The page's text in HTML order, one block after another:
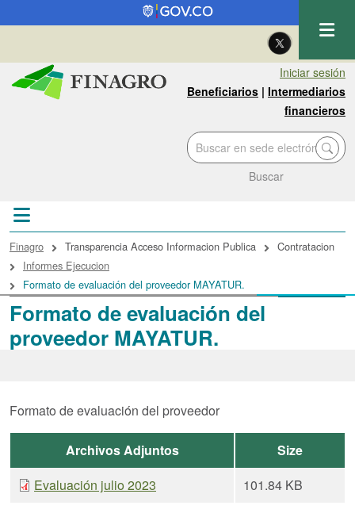
Pasar al contenido principal
| Eng
Iniciar sesión
Beneficiarios | Intermediarios
financieros
Buscar
Formato de evaluación del
proveedor MAYATUR.
enlaces de ayuda a la
Finagro Transparencia Acceso Informacion Publica
Contratacion
Informes Ejecucion
Formato de evaluación del proveedor MAYATUR.
Formato de evaluación del proveedor
Archivos Adjuntos
Size
Evaluación julio 2023
101.84 KB